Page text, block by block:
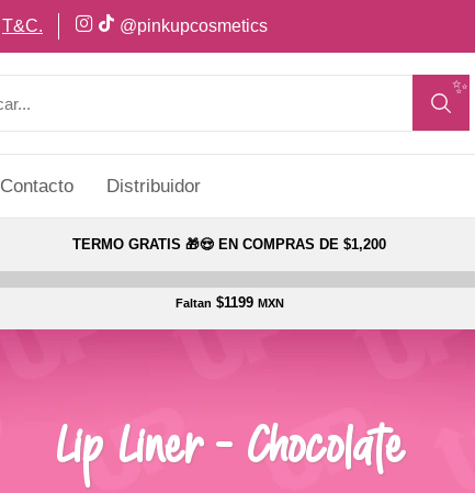
T&C. @pinkupcosmetics
✨
Contacto Distribuidor
TERMO GRATIS 🎁😍 EN COMPRAS DE $1,200
Faltan $1199 MXN
Lip Liner - Chocolate